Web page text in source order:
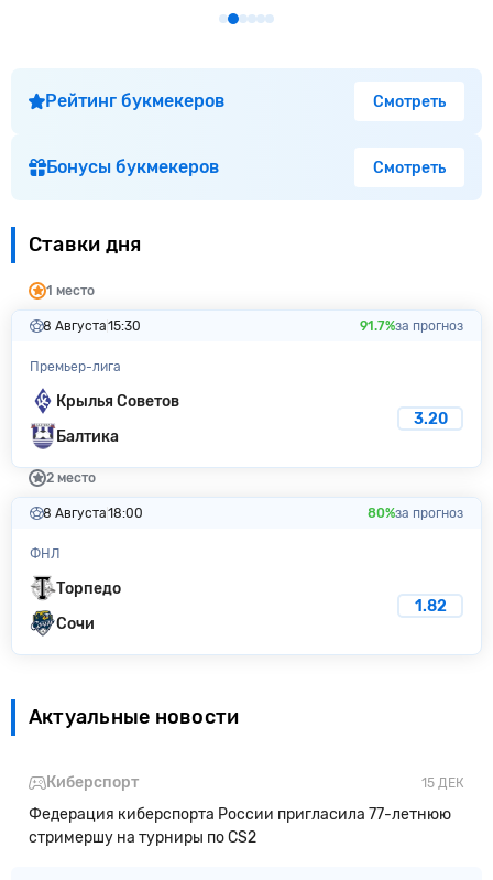
Рейтинг букмекеров Смотреть
Бонусы букмекеров Смотреть
Ставки дня
1 место
8 Августа15:30 91.7%за прогноз
Премьер-лига
Крылья Советов
Балтика
3.20
2 место
8 Августа18:00 80%за прогноз
ФНЛ
Торпедо
Сочи
1.82
Актуальные новости
15 ДЕК
Киберспорт
Федерация киберспорта России пригласила 77-летнюю
стримершу на турниры по CS2